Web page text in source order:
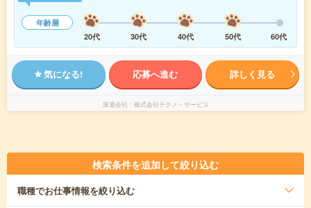
年齢層
20代
30代 40代 50代 60代
気になる! 応募へ進む 詳しく見る
派遣会社 株式会社テクノ・サービス
検索条件を追加して絞り込む
職種でお仕事情報を絞り込む